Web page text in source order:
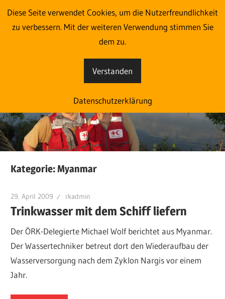
Im Einsatz aus Liebe zum
Menschen
blog.roteskreuz.at
Websites
Website
Kategorie:Myanmar
29. April 2009 rkadmin
Trinkwasser mit dem Schiff liefern
Der ÖRK-Delegierte Michael Wolf berichtet aus Myanmar.
Der Wassertechniker betreut dort den Wiederaufbau der
Wasserversorgung nach dem Zyklon Nargis vor einem
Jahr.
Diese Seite verwendet Cookies, um die Nutzerfreundlichkeit
zu verbessern. Mit der weiteren Verwendung stimmen Sie
dem zu.
Verstanden
Datenschutzerklärung